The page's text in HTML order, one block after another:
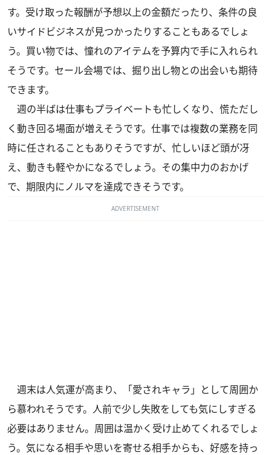
す。受け取った報酬が予想以上の金額だったり、条件の良
いサイドビジネスが見つかったりすることもあるでしょ
う。買い物では、憧れのアイテムを予算内で手に入れられ
そうです。セール会場では、掘り出し物との出会いも期待
できます。
週の半ばは仕事もプライベートも忙しくなり、慌ただし
く動き回る場面が増えそうです。仕事では複数の業務を同
時に任されることもありそうですが、忙しいほど頭が冴
え、動きも軽やかになるでしょう。その集中力のおかげ
で、期限内にノルマを達成できそうです。
ADVERTISEMENT
週末は人気運が高まり、「愛されキャラ」として周囲か
ら慕われそうです。人前で少し失敗をしても気にしすぎる
必要はありません。周囲は温かく受け止めてくれるでしょ
う。気になる相手や思いを寄せる相手からも、好感を持っ